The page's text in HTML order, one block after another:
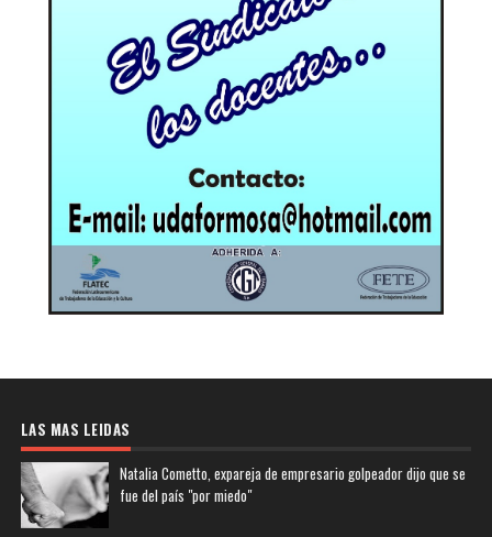
LAS MAS LEIDAS
Natalia Cometto, expareja de empresario golpeador dijo que se
fue del país "por miedo"